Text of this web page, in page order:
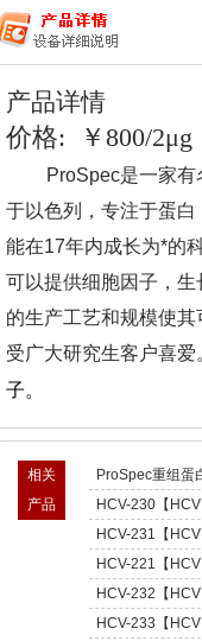
产品详情
价格: ￥800/
ProSpec是一家有
于以色列，专注于蛋
能在17年内成长为*的
可以提供细胞因子，
的生产工艺和规模使
受广大研究生客户喜爱
子。
相关
产品
ProSpec重组蛋
HCV-230【
型肝炎病毒
Hepatitis C
HCV-231【
型肝炎病毒
Hepatitis C
HCV-221【
肝炎病毒NS5,
C Virus NS5
HCV-232【
型肝炎病毒
HCV-233【